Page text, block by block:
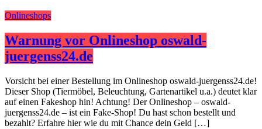
Onlineshops
Warnung vor Onlineshop oswald-
juergenss24.de
Vorsicht bei einer Bestellung im Onlineshop oswald-juergenss24.de!
Dieser Shop (Tiermöbel, Beleuchtung, Gartenartikel u.a.) deutet klar
auf einen Fakeshop hin! Achtung! Der Onlineshop – oswald-
juergenss24.de – ist ein Fake-Shop! Du hast schon bestellt und
bezahlt? Erfahre hier wie du mit Chance dein Geld […]